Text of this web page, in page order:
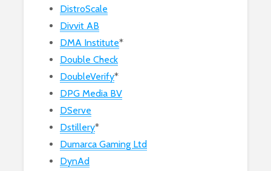
DistroScale
Divvit AB
DMA Institute*
Double Check
DoubleVerify*
DPG Media BV
DServe
Dstillery*
Dumarca Gaming Ltd
DynAd